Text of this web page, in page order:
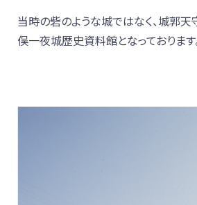
当時の砦のような城ではなく、城郭
俣一夜城歴史資料館となっております